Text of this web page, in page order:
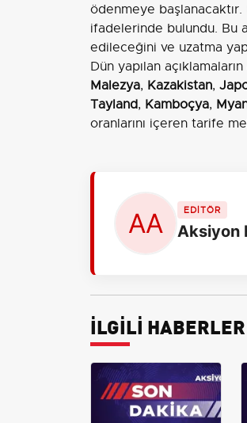
ödenmeye
ifadelerinde bulundu. Bu
edileceğini ve uzatma
Dün yapılan
Malezya, Kazakistan,
Tayland, Kamboçya,
oranlarını içeren tarife
EDİTÖR
Aksiyon
İLGİLİ HABERLER